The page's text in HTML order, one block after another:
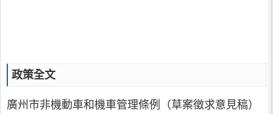
政策全文
廣州市非機動車和機車管理條例（草案徵求意見稿）